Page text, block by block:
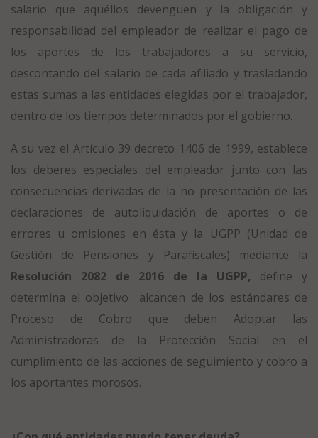
salario que aquéllos devenguen y la obligación y
responsabilidad del empleador de realizar el pago de
los aportes de los trabajadores a su servicio,
descontando del salario de cada afiliado y trasladando
estas sumas a las entidades elegidas por el trabajador,
dentro de los tiempos determinados por el gobierno.
A su vez el Artículo 39 decreto 1406 de 1999, establece
los deberes especiales del empleador junto con las
consecuencias derivadas de la no presentación de las
declaraciones de autoliquidación de aportes o de
errores u omisiones en ésta y la UGPP (Unidad de
Gestión de Pensiones y Parafiscales) mediante la
Resolución 2082 de 2016 de la UGPP, define y
determina el objetivo alcancen de los estándares de
Proceso de Cobro que deben Adoptar las
Administradoras de la Protección Social en el
cumplimiento de las acciones de seguimiento y cobro a
los aportantes morosos.